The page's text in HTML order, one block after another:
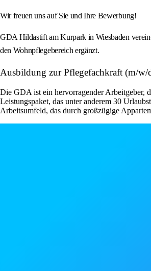
Wir freuen uns auf Sie und Ihre Bewerbung!
GDA Hildastift am Kurpark in Wiesbaden
den Wohnpflegebereich ergänzt.
Ausbildung zur Pflegefachkraft (m/
Die GDA ist ein hervorragender Arbeitgeber,
Leistungspaket, das unter anderem 30
Arbeitsumfeld, das durch großzügige